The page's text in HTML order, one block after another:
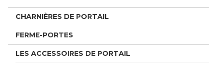
c
CHARNIÈRES DE PORTAIL
FERME-PORTES
LES ACCESSOIRES DE PORTAIL